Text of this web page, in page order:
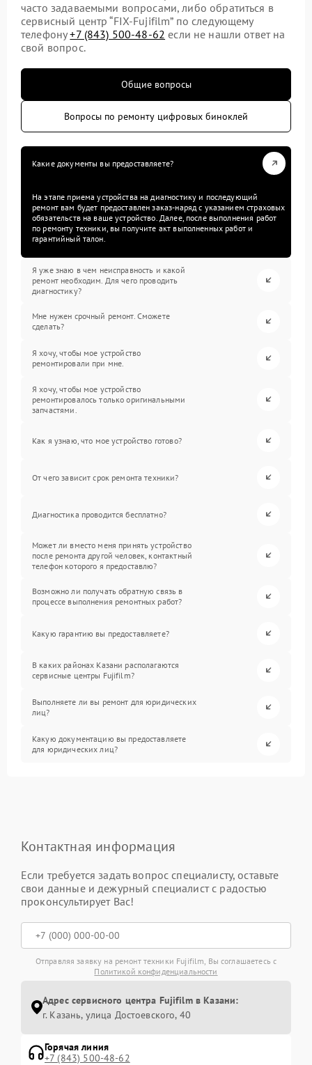
часто задаваемыми вопросами, либо обратиться в
сервисный центр “FIX-Fujifilm” по следующему
телефону+7 (843) 500-48-62 если не нашли ответ на
свой вопрос.
Общие вопросы
Вопросы по ремонту цифровых биноклей
Какие документы вы предоставляете?
На этапе приема устройства на диагностику и последующий
ремонт вам будет предоставлен заказ-наряд с указанием страховых
обязательств на ваше устройство. Далее, после выполнения работ
по ремонту техники, вы получите акт выполненных работ и
гарантийный талон.
Я уже знаю в чем неисправность и какой
ремонт необходим. Для чего проводить
диагностику?
Мне нужен срочный ремонт. Сможете
сделать?
Я хочу, чтобы мое устройство
ремонтировали при мне.
Я хочу, чтобы мое устройство
ремонтировалось только оригинальными
запчастями.
Как я узнаю, что мое устройство готово?
От чего зависит срок ремонта техники?
Диагностика проводится бесплатно?
Может ли вместо меня принять устройство
после ремонта другой человек, контактный
телефон которого я предоставлю?
Возможно ли получать обратную связь в
процессе выполнения ремонтных работ?
Какую гарантию вы предоставляете?
В каких районах Казани располагаются
сервисные центры Fujifilm?
Выполняете ли вы ремонт для юридических
лиц?
Какую документацию вы предоставляете
для юридических лиц?
Контактная информация
Если требуется задать вопрос специалисту, оставьте
свои данные и дежурный специалист с радостью
проконсультирует Вас!
Отправляя заявку на ремонт техники Fujifilm, Вы соглашаетесь с
Политикой конфиденциальности
Адрес сервисного центра Fujifilm в Казани:
г. Казань, улица Достоевского, 40
Горячая линия
+7 (843) 500-48-62